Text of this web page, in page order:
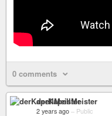
0 comments
derKapellMeister
2 years ago – Public